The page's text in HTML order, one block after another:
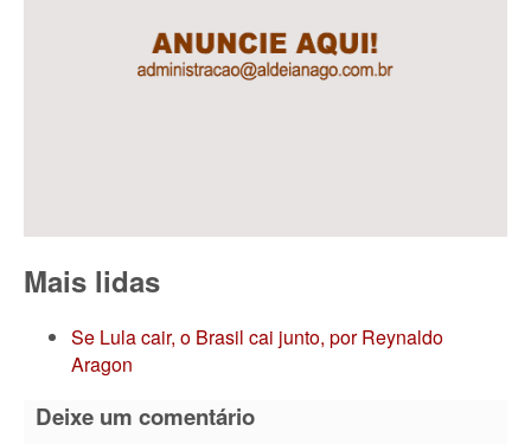
Mais lidas
Se Lula cair, o Brasil cai junto, por Reynaldo
Aragon
Deixe um comentário